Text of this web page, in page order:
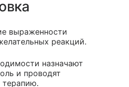
выраженности
реакций.
назначают
и проводят